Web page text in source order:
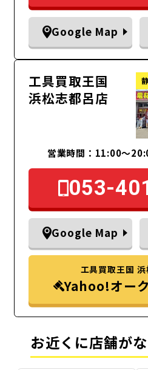
Google Map
工具買取王国
浜松志都呂店
営業時間：11:00～
053-
Google Map
工具買取王国
Yahoo!オー
お近くに店舗が